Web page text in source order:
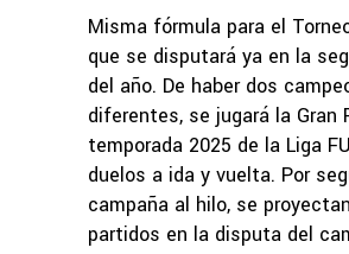
Misma fórmula para el
que se disputará ya en la
del año. De haber dos
diferentes, se jugará la Gran
temporada 2025 de la Liga
duelos a ida y vuelta. Por
campaña al hilo, se
partidos en la disputa del